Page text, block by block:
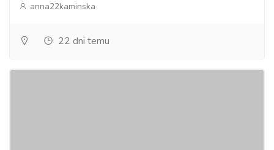
anna22kaminska
22 dni temu